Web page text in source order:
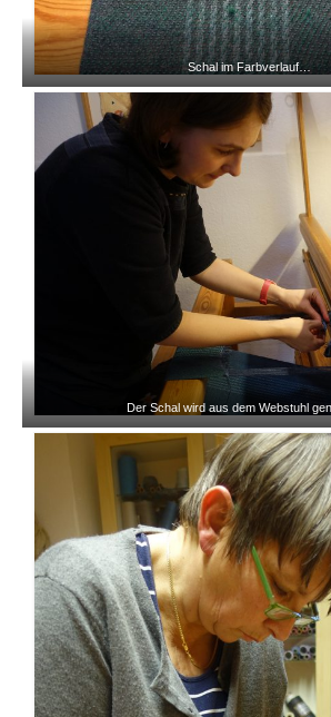
Schal im Farbverlauf…
Der Schal wird aus dem Webstuhl